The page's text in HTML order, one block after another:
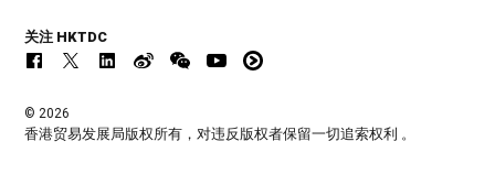
关注 HKTDC
© 2026
香港贸易发展局版权所有，对违反版权者保留一切追索权利 。